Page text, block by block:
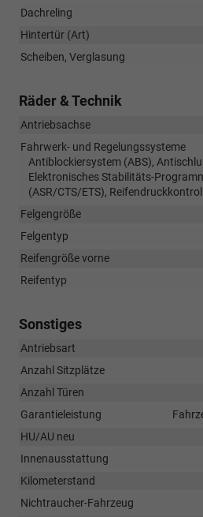
Dachreling
Hintertür (Art)
Scheiben, Verglasung
Räder & Technik
Antriebsachse
Fahrwerk- und Regelungssysteme
Antiblockiersystem (ABS),
Elektronisches Stabilitäts-
(ASR/CTS/ETS),
Felgengröße
Felgentyp
Reifengröße vorne
Reifentyp
Sonstiges
Antriebsart
Anzahl Sitzplätze
Anzahl Türen
Garantieleistung
HU/AU neu
Innenausstattung
Kilometerstand
Nichtraucher-Fahrzeug